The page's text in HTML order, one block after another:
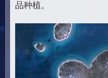
品种植。